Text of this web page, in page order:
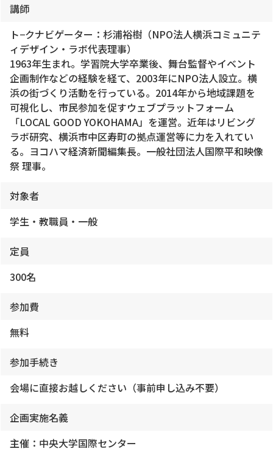
講師
ト−クナビゲーター：杉浦裕樹（NPO法人横浜コミュニテ
ィデザイン・ラボ代表理事）
1963年生まれ。学習院大学卒業後、舞台監督やイベント
企画制作などの経験を経て、2003年にNPO法人設立。横
浜の街づくり活動を行っている。2014年から地域課題を
可視化し、市民参加を促すウェブプラットフォーム
「LOCAL GOOD YOKOHAMA」を運営。近年はリビング
ラボ研究、横浜市中区寿町の拠点運営等に力を入れてい
る。ヨコハマ経済新聞編集長。一般社団法人国際平和映像
祭 理事。
対象者
学生・教職員・一般
定員
300名
参加費
無料
参加手続き
会場に直接お越しください（事前申し込み不要）
企画実施名義
主催：中央大学国際センター